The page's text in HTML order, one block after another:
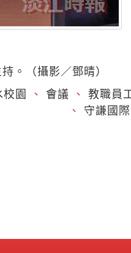
。（攝影／鄧晴）
校園 、 會議 、 教職員
、 守謙國